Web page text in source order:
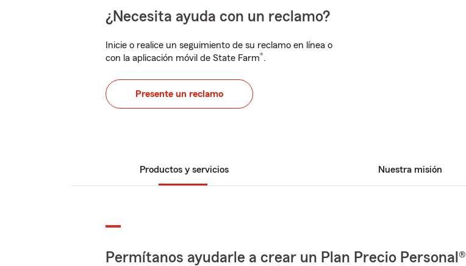
¿Necesita ayuda con un reclamo?
Inicie o realice un seguimiento de su reclamo en línea o
con la aplicación móvil de State Farm®.
Presente un reclamo
Productos y servicios Nuestra misión
Permítanos ayudarle a crear un Plan Precio Personal®